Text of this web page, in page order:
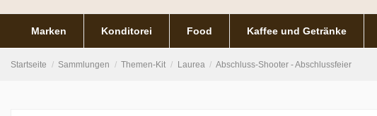
Marken Konditorei Food Kaffee und Getränke
Startseite Sammlungen Themen-Kit Laurea Abschluss-Shooter - Abschlussfeier